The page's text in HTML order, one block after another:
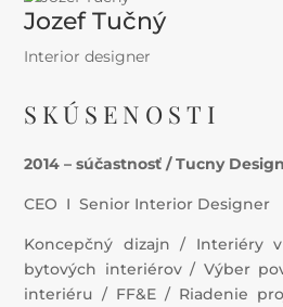
Jozef Tučný
Interior designer
SKÚSENOSTI
2014–súčastnosť /TucnyDesign
CEO I Senior Interior Designer
Koncepčný dizajn / Interiéry
bytových interiérov / Výber
interiéru / FF&E / Riadenie